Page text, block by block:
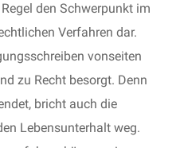
den Schwerpunkt im
Verfahren dar.
vonseiten
zu Recht besorgt. Denn
bricht auch die
Lebensunterhalt weg.